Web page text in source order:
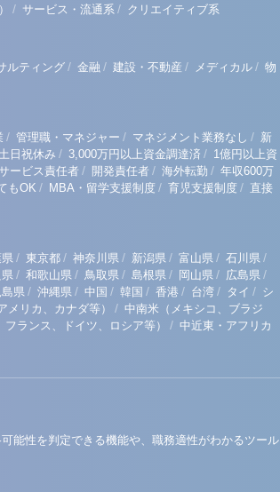
/ サービス・流通系 / クリエイティブ系
ルティング / 金融 / 建設・不動産 / メディカル / 物
/ 管理職・マネジャー / マネジメント業務なし / 新
土日祝休み / 3,000万円以上資金調達済 / 1億円以上資
サービス責任者 / 開発責任者 / 海外転勤 / 年収600万
もOK / MBA・留学支援制度 / 育児支援制度 / 直接
/ 東京都 / 神奈川県 / 新潟県 / 富山県 / 石川県 /
/ 和歌山県 / 鳥取県 / 島根県 / 岡山県 / 広島県 /
県 / 沖縄県 / 中国 / 韓国 / 香港 / 台湾 / タイ / シ
メリカ、カナダ等） / 中南米（メキシコ、ブラジ
ランス、ドイツ、ロシア等） / 中近東・アフリカ
能性を判定できる機能や、職務適性がわかるツール